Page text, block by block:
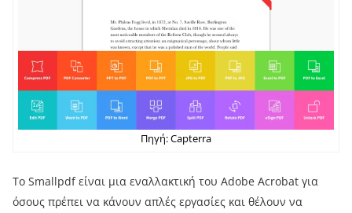
Πηγή: Сapterra
Το Smallpdf είναι μια εναλλακτική του Adobe Acrobat για
όσους πρέπει να κάνουν απλές εργασίες και θέλουν να